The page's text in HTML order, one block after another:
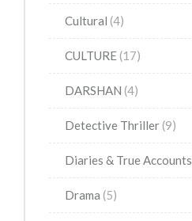
Cultural (4)
CULTURE (17)
DARSHAN (4)
Detective Thriller (9)
Diaries & True Accounts
Drama (5)